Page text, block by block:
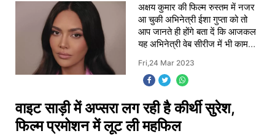
अक्षय कुमार की फिल्म रुस्तम में नजर
आ चुकी अभिनेत्री ईशा गुप्ता को तो
आप जानते ही होंगे बता दें कि आजकल
यह अभिनेत्री वेब सीरीज में भी काम
आश्रम 3 वेब सीरीज को लेकर काफी
Fri,24 Mar 2023
वाइट साड़ी में अप्सरा लग रही है कीर्थी सुरेश,
फिल्म प्रमोशन में लूट ली महफिल